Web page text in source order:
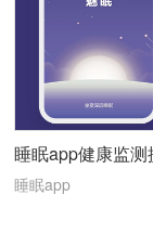
睡眠app健康监
睡眠app